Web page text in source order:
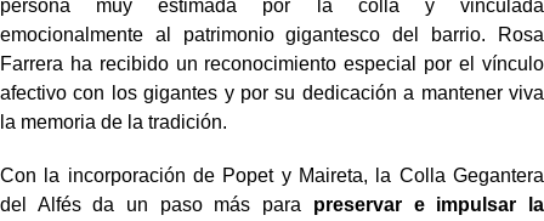
persona muy estimada por la colla y vinculada
emocionalmente al patrimonio gigantesco del barrio. Rosa
Farrera ha recibido un reconocimiento especial por el vínculo
afectivo con los gigantes y por su dedicación a mantener viva
la memoria de la tradición.
Con la incorporación de Popet y Maireta, la Colla Gegantera
del Alfés da un paso más para preservar e impulsar la